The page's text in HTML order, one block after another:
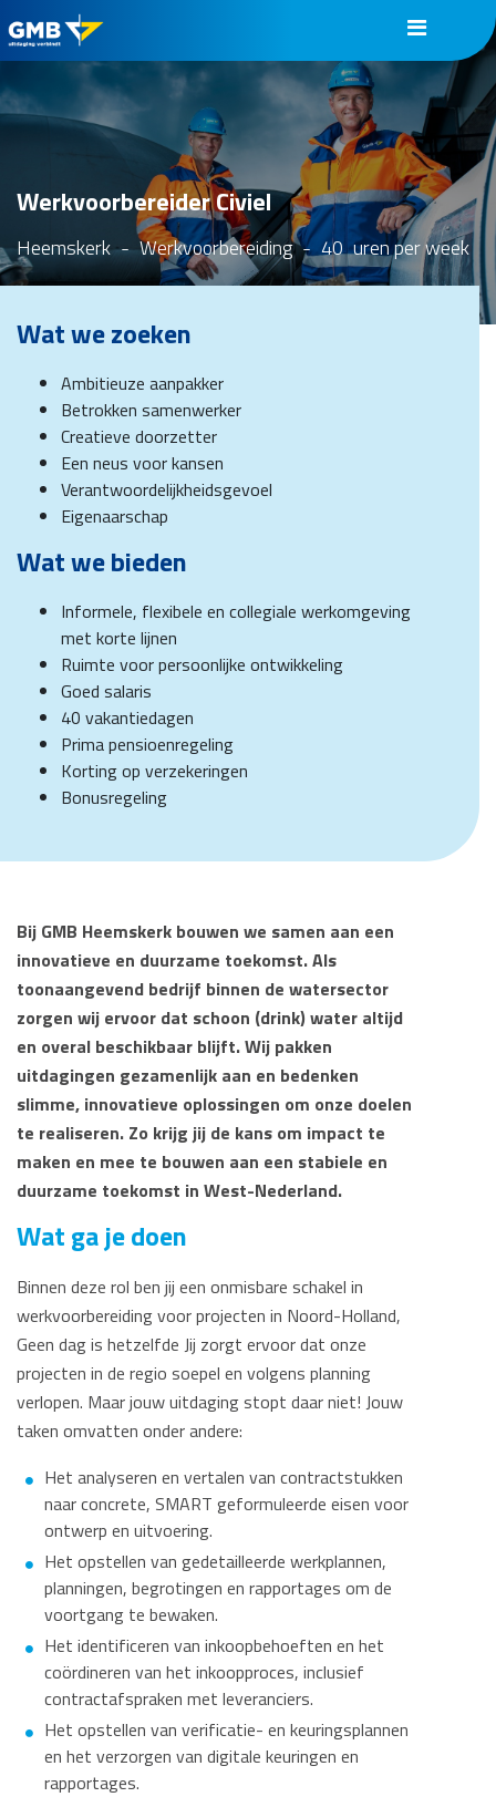
Werkvoorbereider Civiel
Heemskerk -Werkvoorbereiding-40uren per week
Bij GMB Heemskerk bouwen we samen aan een
innovatieve en duurzame toekomst. Als
toonaangevend bedrijf binnen de watersector
zorgen wij ervoor dat schoon (drink) water altijd
en overal beschikbaar blijft. Wij pakken
uitdagingen gezamenlijk aan en bedenken
slimme, innovatieve oplossingen om onze doelen
te realiseren. Zo krijg jij de kans om impact te
maken en mee te bouwen aan een stabiele en
duurzame toekomst in West-Nederland.
Wat ga je doen
Binnen deze rol ben jij een onmisbare schakel in
werkvoorbereiding voor projecten in Noord-Holland,
Geen dag is hetzelfde Jij zorgt ervoor dat onze
projecten in de regio soepel en volgens planning
verlopen. Maar jouw uitdaging stopt daar niet! Jouw
taken omvatten onder andere:
Het analyseren en vertalen van contractstukken
naar concrete, SMART geformuleerde eisen voor
ontwerp en uitvoering.
Het opstellen van gedetailleerde werkplannen,
planningen, begrotingen en rapportages om de
voortgang te bewaken.
Het identificeren van inkoopbehoeften en het
coördineren van het inkoopproces, inclusief
contractafspraken met leveranciers.
Het opstellen van verificatie- en keuringsplannen
en het verzorgen van digitale keuringen en
rapportages.
Wat we zoeken
Ambitieuze aanpakker
Betrokken samenwerker
Creatieve doorzetter
Een neus voor kansen
Verantwoordelijkheidsgevoel
Eigenaarschap
Wat we bieden
Informele, flexibele en collegiale werkomgeving
met korte lijnen
Ruimte voor persoonlijke ontwikkeling
Goed salaris
40 vakantiedagen
Prima pensioenregeling
Korting op verzekeringen
Bonusregeling